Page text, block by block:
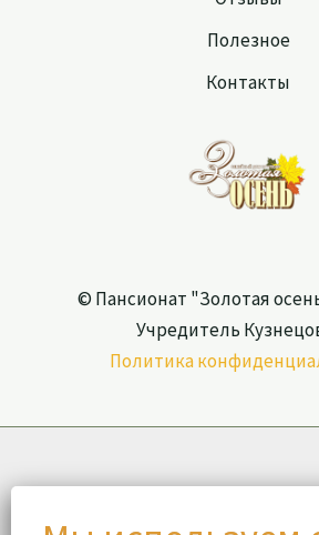
Полезное
Контакты
© Пансионат "Золотая
Учредитель
Политика